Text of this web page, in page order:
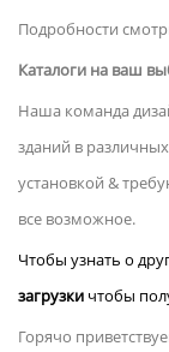
Подробности
Каталоги на ваш
Наша команда
зданий в
установкой &
все возможное.
Чтобы узнать о
загрузки чтобы
Горячо